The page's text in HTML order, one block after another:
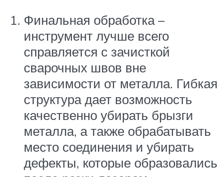
Финальная обработка –
инструмент лучше всего
справляется с зачисткой
сварочных швов вне
зависимости от металла. Гибкая
структура дает возможность
качественно убирать брызги
металла, а также обрабатывать
место соединения и убирать
дефекты, которые образовались